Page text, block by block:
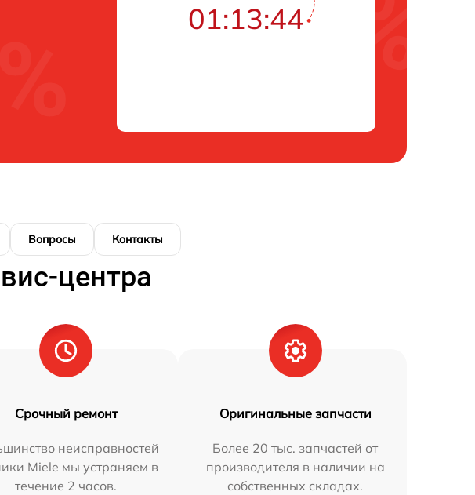
01:13:43
Вопросы Контакты
центра
Срочный ремонт
неисправностей
Miele мы устраняем в
течение 2 часов.
Оригинальные запчасти
Более 20 тыс. запчастей от
производителя в наличии на
собственных складах.